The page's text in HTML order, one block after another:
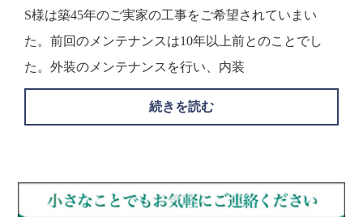
S様は築45年のご実家の工事をご希望されていまい
た。前回のメンテナンスは10年以上前とのことでし
た。外装のメンテナンスを行い、内装
続きを読む